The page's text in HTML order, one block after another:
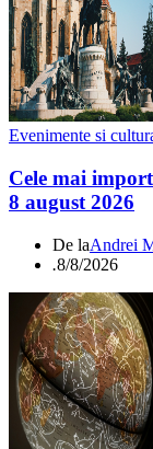
Evenimente si
Cele mai
8 august 2026
De laAndrei
.8/8/2026